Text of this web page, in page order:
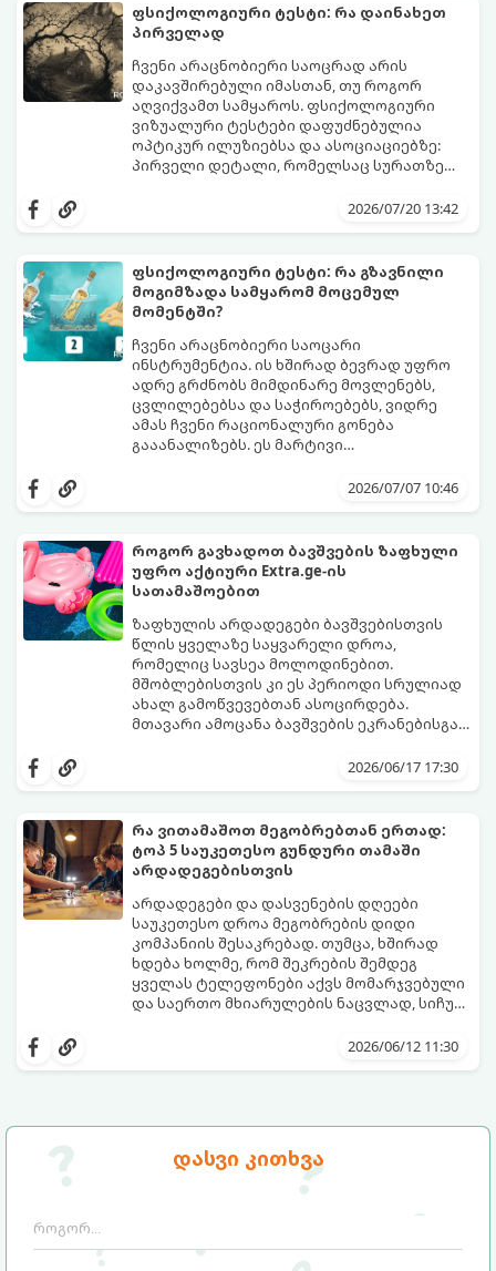
დასვი კითხვა
ფსიქოლოგიური ტესტი: რა დაინახეთ
პირველად
ჩვენი არაცნობიერი საოცრად არის
დაკავშირებული იმასთან, თუ როგორ
აღვიქვამთ სამყაროს. ფსიქოლოგიური
ვიზუალური ტესტები დაფუძნებულია
ოპტიკურ ილუზიებსა და ასოციაციებზე:
პირველი დეტალი, რომელსაც სურათზე
პიროვნების ფარულ მხარეებზე,2026/07/20 13:42
ფსიქოლოგიური ტესტი: რა გზავნილი
მოგიმზადა სამყარომ მოცემულ
მომენტში?
ჩვენი არაცნობიერი საოცარი
ინსტრუმენტია. ის ხშირად ბევრად უფრო
ადრე გრძნობს მიმდინარე მოვლენებს,
ცვლილებებსა და საჭიროებებს, ვიდრე
ამას ჩვენი რაციონალური გონება
გააანალიზებს. ეს მარტივი
ასოციაციურ აღქმაზეა დაფუძნებული,
თქვენთვის ცხოვრების ამ ეტაპზე.
აირჩიეთ სამი წერილიდან ის ერთი,
2026/07/07 10:46
როგორ გავხადოთ ბავშვების ზაფხული
უფრო აქტიური Extra.ge-ის
სათამაშოებით
ზაფხულის არდადეგები ბავშვებისთვის
წლის ყველაზე საყვარელი დროა,
რომელიც სავსეა მოლოდინებით.
მშობლებისთვის კი ეს პერიოდი სრულიად
ახალ გამოწვევებთან ასოცირდება.
მთავარი ამოცანა ბავშვების ეკრანებისგან
მიმართვაა. მნიშვნელოვანია მათთვის
ჯანსაღი რუტინა დასვენების დღეებშიც
აუცილებელია.
მარკეტფლეისი საქართველოში,
დაგეხმარებათ. აქ ყველა ასაკისა და
ინტერესის მქონე ბავშვისთვის მოიძებნება
იდეალური გასართობი საშუალება.
2026/06/17 17:30
რა ვითამაშოთ მეგობრებთან ერთად:
ტოპ 5 საუკეთესო გუნდური თამაში
არდადეგებისთვის
არდადეგები და დასვენების დღეები
საუკეთესო დროა მეგობრების დიდი
კომპანიის შესაკრებად. თუმცა, ხშირად
ხდება ხოლმე, რომ შეკრების შემდეგ
ყველას ტელეფონები აქვს მომარჯვებული
და საერთო მხიარულების ნაცვლად, სიჩუმე
დასაღწევად და ნამდვილი, ცოცხალი
იუმორით სავსე აქტივობები მეგობრებს
თქვენს არდადეგებს ნამდვილ
2026/06/12 11:30